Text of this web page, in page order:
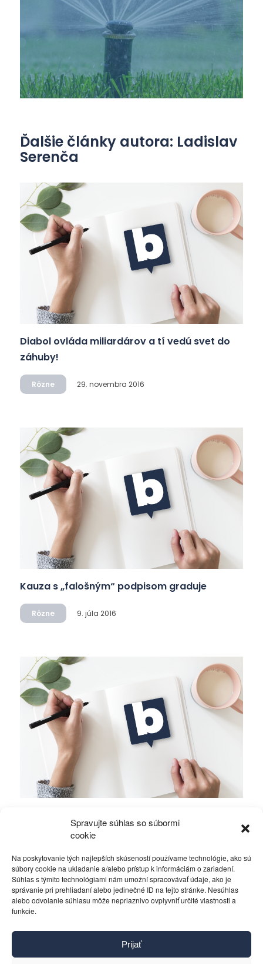
Spravujte súhlas so súbormi
cookie
Na poskytovanie tých najlepších skúseností používame technológie, ako sú
súbory cookie na ukladanie a/alebo prístup k informáciám o zariadení.
Súhlas s týmito technológiami nám umožní spracovávať údaje, ako je
správanie pri prehliadaní alebo jedinečné ID na tejto stránke. Nesúhlas
alebo odvolanie súhlasu môže nepriaznivo ovplyvniť určité vlastnosti a
funkcie.
Prijať
Ďalšie články autora: Ladislav
Serenča
Diabol ovláda miliardárov a tí vedú svet do
záhuby!
Rôzne 29. novembra 2016
Kauza s „falošným“ podpisom graduje
Rôzne 9. júla 2016
vami vaši politici?!
Rôzne 27. apríla 2016
Kontakt
Pravidlá používania